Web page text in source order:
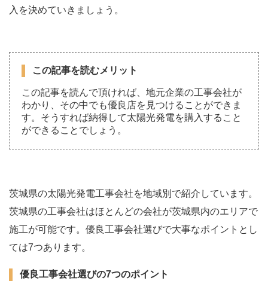
入を決めていきましょう。
この記事を読むメリット
この記事を読んで頂ければ、地元企業の工事会社が
わかり、その中でも優良店を見つけることができま
す。そうすれば納得して太陽光発電を購入すること
ができることでしょう。
茨城県の太陽光発電工事会社を地域別で紹介しています。
茨城県の工事会社はほとんどの会社が茨城県内のエリアで
施工が可能です。優良工事会社選びで大事なポイントとし
ては7つあります。
優良工事会社選びの7つのポイント